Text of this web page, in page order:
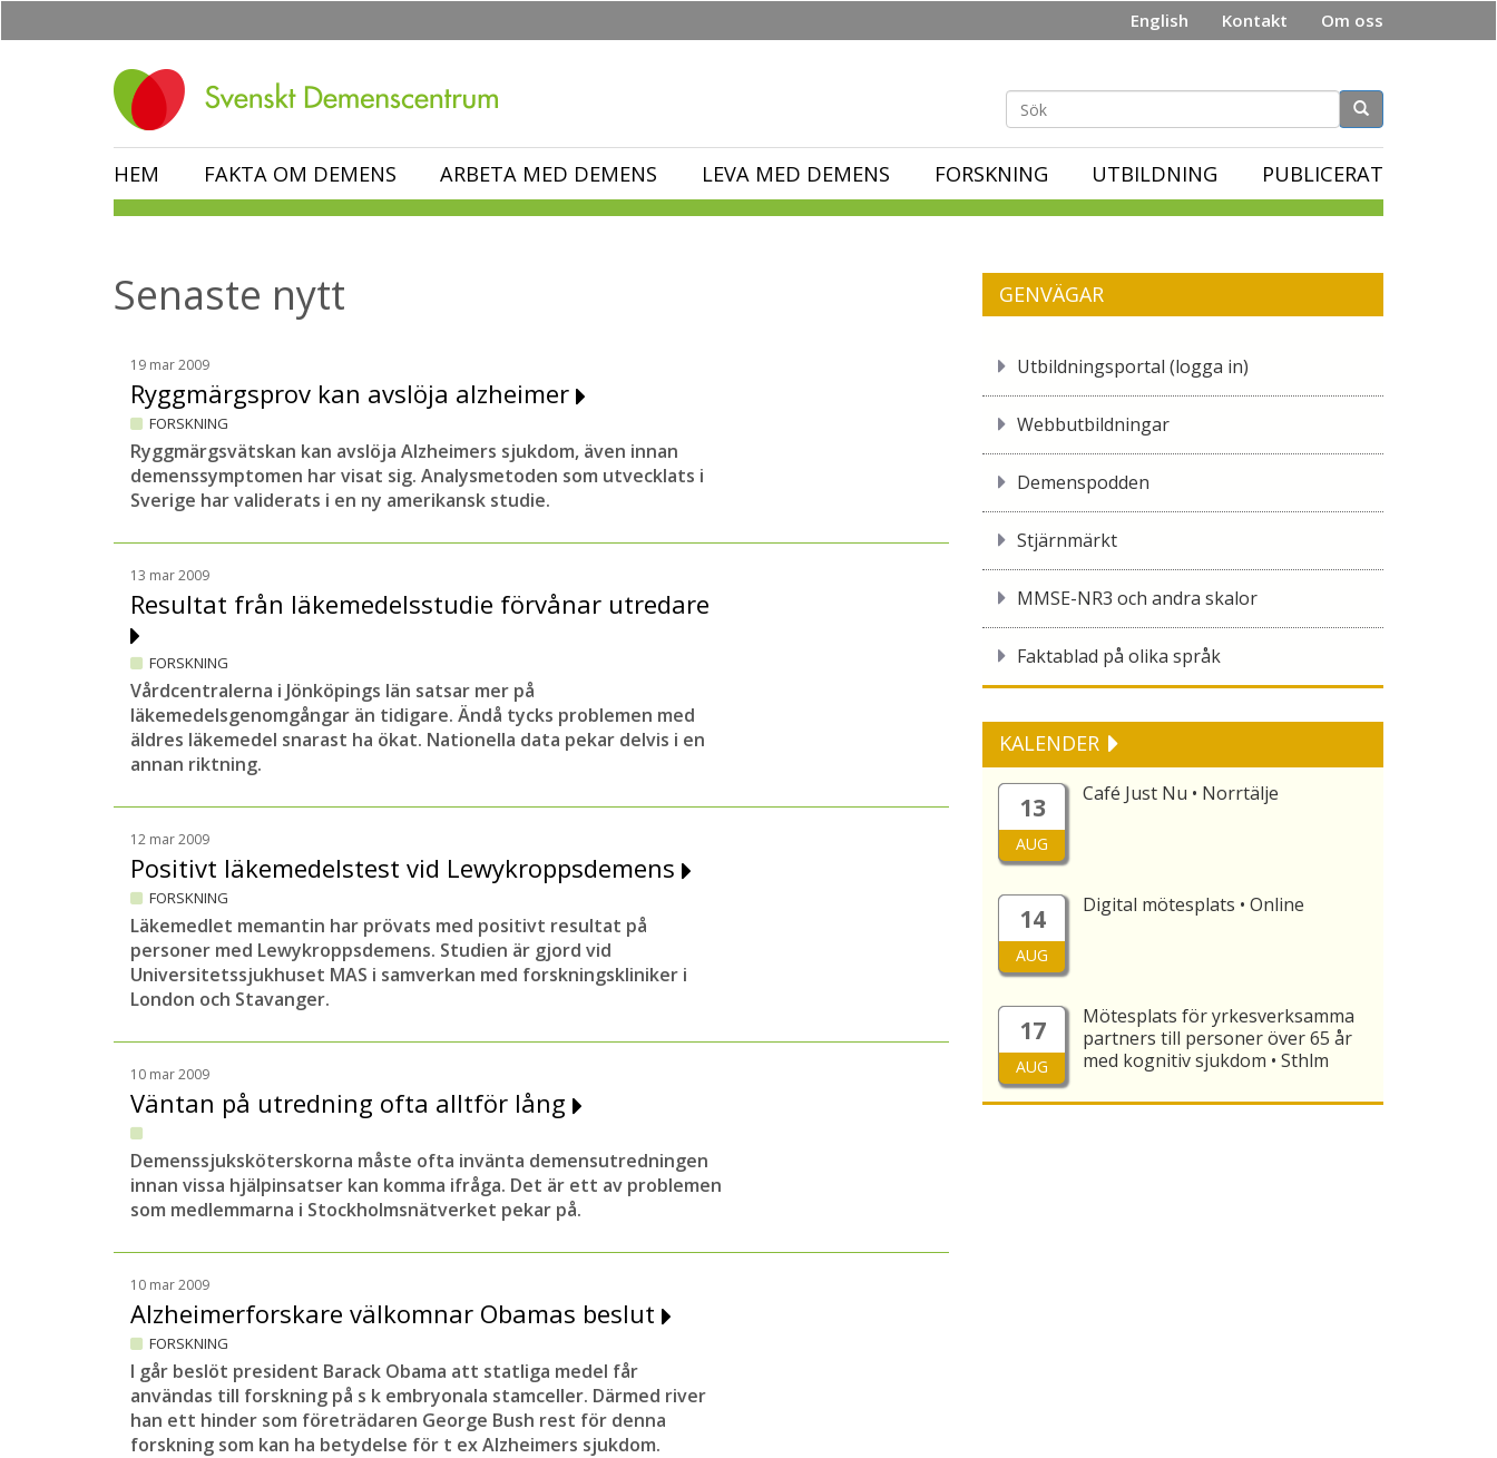
English Kontakt Om oss
Sökformulär
HEM FAKTA OM DEMENS ARBETA MED DEMENS LEVA MED DEMENS FORSKNING UTBILDNING PUBLICERAT
Senaste nytt
19 mar 2009
Ryggmärgsprov kan avslöja alzheimer
FORSKNING
Ryggmärgsvätskan kan avslöja Alzheimers sjukdom, även innan
demenssymptomen har visat sig. Analysmetoden som utvecklats i
Sverige har validerats i en ny amerikansk studie.
13 mar 2009
Resultat från läkemedelsstudie förvånar utredare
FORSKNING
Vårdcentralerna i Jönköpings län satsar mer på
läkemedelsgenomgångar än tidigare. Ändå tycks problemen med
äldres läkemedel snarast ha ökat. Nationella data pekar delvis i en
annan riktning.
12 mar 2009
Positivt läkemedelstest vid Lewykroppsdemens
FORSKNING
Läkemedlet memantin har prövats med positivt resultat på
personer med Lewykroppsdemens. Studien är gjord vid
Universitetssjukhuset MAS i samverkan med forskningskliniker i
London och Stavanger.
10 mar 2009
Väntan på utredning ofta alltför lång
Demenssjuksköterskorna måste ofta invänta demensutredningen
innan vissa hjälpinsatser kan komma ifråga. Det är ett av problemen
som medlemmarna i Stockholmsnätverket pekar på.
10 mar 2009
Alzheimerforskare välkomnar Obamas beslut
FORSKNING
I går beslöt president Barack Obama att statliga medel får
användas till forskning på s k embryonala stamceller. Därmed river
han ett hinder som företrädaren George Bush rest för denna
forskning som kan ha betydelse för t ex Alzheimers sjukdom.
GENVÄGAR
Utbildningsportal (logga in)
Webbutbildningar
Demenspodden
Stjärnmärkt
MMSE-NR3 och andra skalor
Faktablad på olika språk
KALENDER
13
AUG
Café Just Nu • Norrtälje
14
AUG
Digital mötesplats • Online
17
AUG
Mötesplats för yrkesverksamma
partners till personer över 65 år
med kognitiv sjukdom • Sthlm